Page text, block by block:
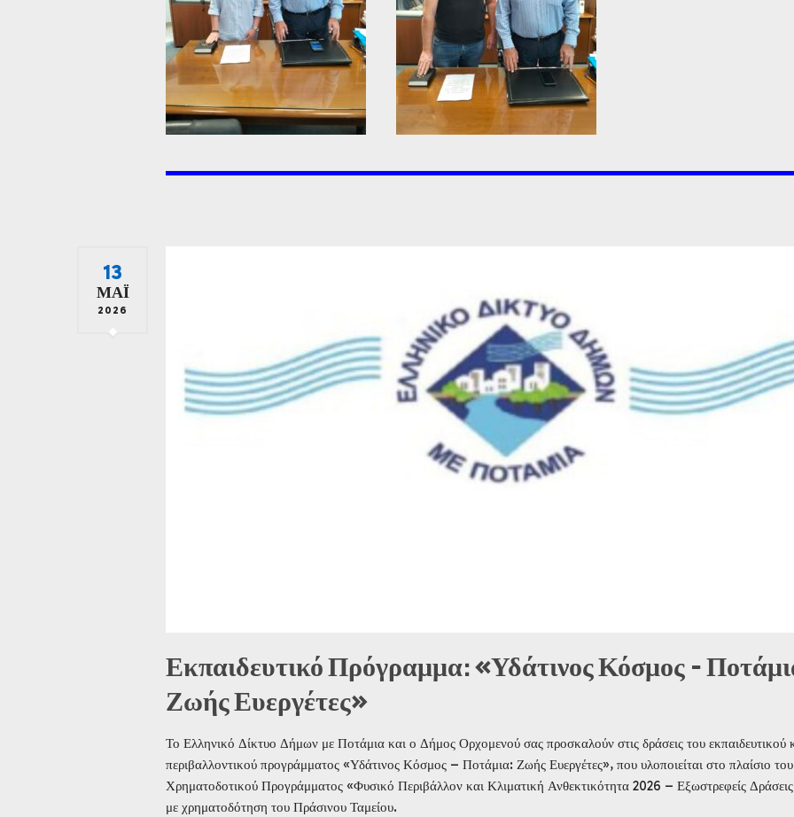
13
ΜΆΙ
2026
Εκπαιδευτικό Πρόγραμμα: «Υδάτινος Κόσμος –
Ζωής Ευεργέτες»
Το Ελληνικό Δίκτυο Δήμων με Ποτάμια και ο Δήμος Ορχομενού σας προσκαλούν στις δράσεις του εκπαιδευτικού
περιβαλλοντικού προγράμματος «Υδάτινος Κόσμος – Ποτάμια: Ζωής Ευεργέτες», που υλοποιείται στο πλαίσιο του
Χρηματοδοτικού Προγράμματος «Φυσικό Περιβάλλον και Κλιματική Ανθεκτικότητα 2026 – Εξωστρεφείς
με χρηματοδότηση του Πράσινου Ταμείου.